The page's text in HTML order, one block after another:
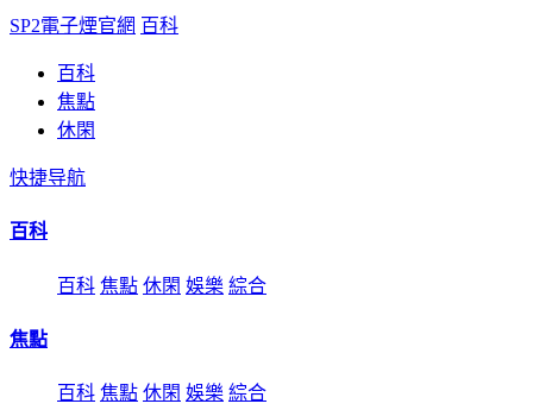
SP2電子煙官網 百科
百科
焦點
休閑
快捷导航
百科
百科 焦點 休閑 娛樂 綜合
焦點
百科 焦點 休閑 娛樂 綜合